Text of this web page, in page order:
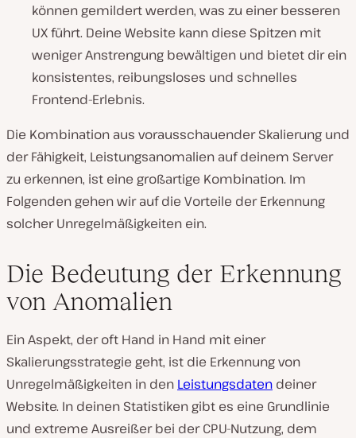
können gemildert werden, was zu einer besseren
UX führt. Deine Website kann diese Spitzen mit
weniger Anstrengung bewältigen und bietet dir ein
konsistentes, reibungsloses und schnelles
Frontend-Erlebnis.
Die Kombination aus vorausschauender Skalierung und
der Fähigkeit, Leistungsanomalien auf deinem Server
zu erkennen, ist eine großartige Kombination. Im
Folgenden gehen wir auf die Vorteile der Erkennung
solcher Unregelmäßigkeiten ein.
Die Bedeutung der Erkennung
von Anomalien
Ein Aspekt, der oft Hand in Hand mit einer
Skalierungsstrategie geht, ist die Erkennung von
Unregelmäßigkeiten in den Leistungsdaten deiner
Website. In deinen Statistiken gibt es eine Grundlinie
und extreme Ausreißer bei der CPU-Nutzung, dem